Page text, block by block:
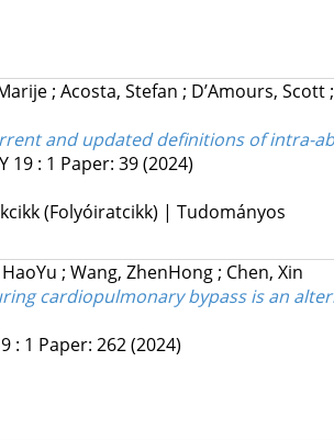
; Acosta, Stefan ; D’Amours, Scott;
and updated definitions of intra-
19: 1 Paper: 39(2024)
(Folyóiratcikk) | Tudományos
; Wang, ZhenHong; Chen, Xin
cardiopulmonary bypass is an
: 1 Paper: 262(2024)